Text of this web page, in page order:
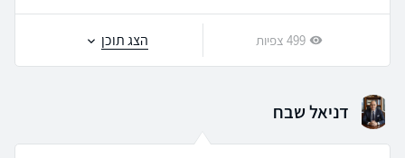
499 צפיות הצג תוכן
דניאל שבח